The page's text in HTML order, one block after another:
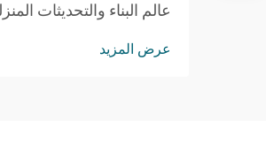
عالم البناء والتحديثات
الوظائف أمرًا متزايد
عرض المزيد